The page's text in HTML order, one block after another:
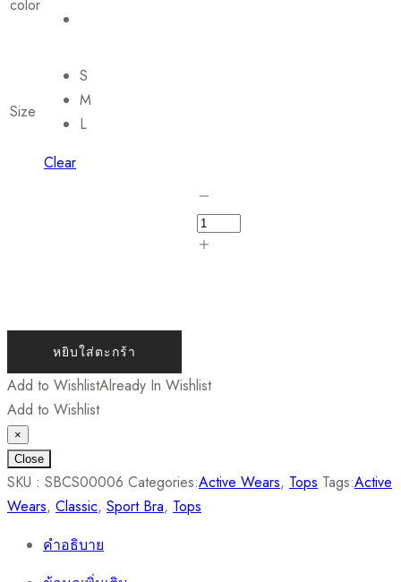
color
Size
S
M
L
Clear
หยิบใส่ตะกร้า
Add to WishlistAlready In Wishlist
Add to Wishlist
×
Close
SKU : SBCS00006 Categories:Active Wears, Tops Tags:Active
Wears, Classic, Sport Bra, Tops
คำอธิบาย